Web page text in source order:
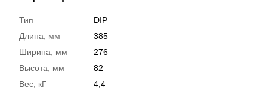
Тип
DIP
Длина, мм
385
Ширина, мм
276
Высота, мм
82
Вес, кГ
4,4